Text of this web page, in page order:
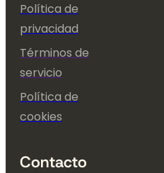
Política de
privacidad
Términos de
servicio
Política de
cookies
Contacto